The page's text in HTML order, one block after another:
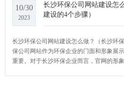
10/30
2023
长沙环保公司网站建设怎
建设的4个步骤）
长沙环保公司网站建设怎么做？（长沙环
保公司网站作为环保企业的门面和形象展
重要。对于长沙环保企业而言，官网的形